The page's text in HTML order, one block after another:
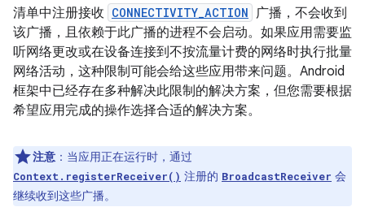
清单中注册接收 CONNECTIVITY_ACTION 广播，不会收到
该广播，且依赖于此广播的进程不会启动。如果应用需要监
听网络更改或在设备连接到不按流量计费的网络时执行批量
网络活动，这种限制可能会给这些应用带来问题。Android
框架中已经存在多种解决此限制的解决方案，但您需要根据
希望应用完成的操作选择合适的解决方案。
注意 ：当应用正在运行时，通过
Context.registerReceiver() 注册的 BroadcastReceiver 会
继续收到这些广播。